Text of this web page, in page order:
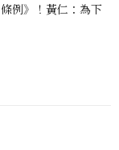
例》！黃仁：為下